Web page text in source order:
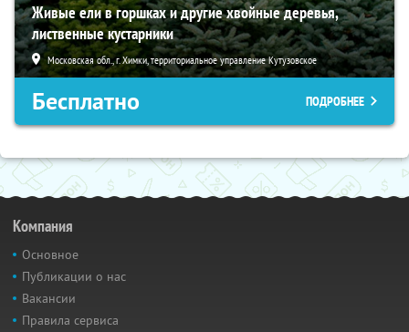
Живые ели в горшках и другие хвойные деревья,
лиственные кустарники
Московская обл., г. Химки, территориальное управление Кутузовское
Бесплатно ПОДРОБНЕЕ
Компания
Основное
Публикации о нас
Вакансии
Правила сервиса